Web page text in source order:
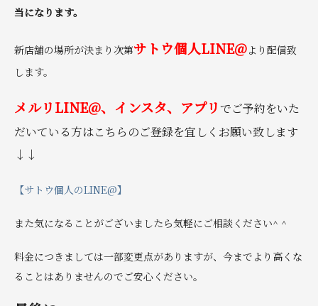
当になります。
新店舗の場所が決まり次第サトウ個人LINE@より配信致
します。
メルリLINE@、インスタ、アプリでご予約をいた
だいている方はこちらのご登録を宜しくお願い致します
↓↓
【サトウ個人のLINE@】
また気になることがございましたら気軽にご相談ください^ ^
料金につきましては一部変更点がありますが、今までより高くな
ることはありませんのでご安心ください。